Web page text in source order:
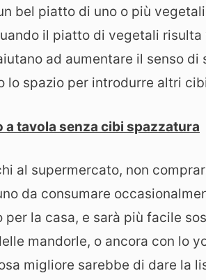
bel piatto di uno o più
il piatto di vegetali
ad aumentare il senso
lo spazio per introdurre altri
a tavola senza cibi spazzatura
al supermercato, non
da consumare
per la casa, e sarà più facile
mandorle, o ancora con lo
migliore sarebbe di dare la